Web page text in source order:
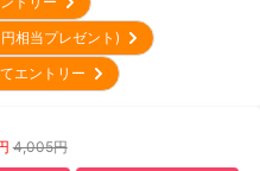
相当プレゼント)
てエントリー
4,005円